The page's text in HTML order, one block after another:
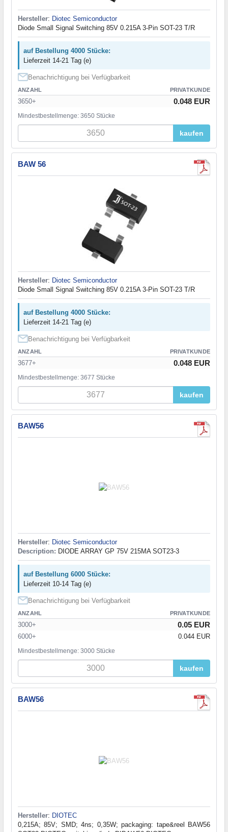
Hersteller: Diotec Semiconductor
Diode Small Signal Switching 85V 0.215A 3-Pin SOT-23 T/R
auf Bestellung 4000 Stücke:
Lieferzeit 14-21 Tag (e)
Benachrichtigung bei Verfügbarkeit
ANZAHL PRIVATKUNDE
3650+ 0.048 EUR
Mindestbestellmenge: 3650 Stücke
kaufen
BAW 56
Hersteller: Diotec Semiconductor
Diode Small Signal Switching 85V 0.215A 3-Pin SOT-23 T/R
auf Bestellung 4000 Stücke:
Lieferzeit 14-21 Tag (e)
Benachrichtigung bei Verfügbarkeit
ANZAHL PRIVATKUNDE
3677+ 0.048 EUR
Mindestbestellmenge: 3677 Stücke
kaufen
BAW56
Hersteller: Diotec Semiconductor
Description: DIODE ARRAY GP 75V 215MA SOT23-3
auf Bestellung 6000 Stücke:
Lieferzeit 10-14 Tag (e)
Benachrichtigung bei Verfügbarkeit
ANZAHL PRIVATKUNDE
3000+ 0.05 EUR
6000+ 0.044 EUR
Mindestbestellmenge: 3000 Stücke
kaufen
BAW56
Hersteller: DIOTEC
0,215A; 85V; SMD; 4ns; 0,35W; packaging: tape&reel BAW56